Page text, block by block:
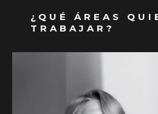
¿QUÉ ÁREAS
TRABAJAR?